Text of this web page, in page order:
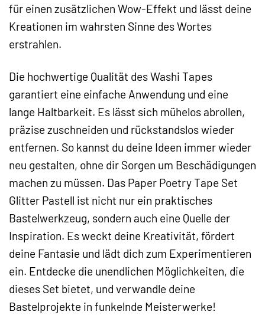
für einen zusätzlichen Wow-Effekt und lässt deine
Kreationen im wahrsten Sinne des Wortes
erstrahlen.
Die hochwertige Qualität des Washi Tapes
garantiert eine einfache Anwendung und eine
lange Haltbarkeit. Es lässt sich mühelos abrollen,
präzise zuschneiden und rückstandslos wieder
entfernen. So kannst du deine Ideen immer wieder
neu gestalten, ohne dir Sorgen um Beschädigungen
machen zu müssen. Das Paper Poetry Tape Set
Glitter Pastell ist nicht nur ein praktisches
Bastelwerkzeug, sondern auch eine Quelle der
Inspiration. Es weckt deine Kreativität, fördert
deine Fantasie und lädt dich zum Experimentieren
ein. Entdecke die unendlichen Möglichkeiten, die
dieses Set bietet, und verwandle deine
Bastelprojekte in funkelnde Meisterwerke!